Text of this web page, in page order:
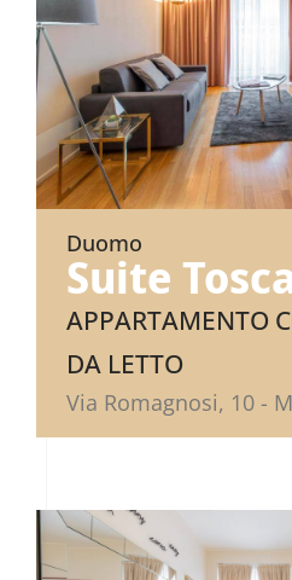
Duomo
Suite
APPARTAMENTO
DA LETTO
Via Romagnosi, 10 -